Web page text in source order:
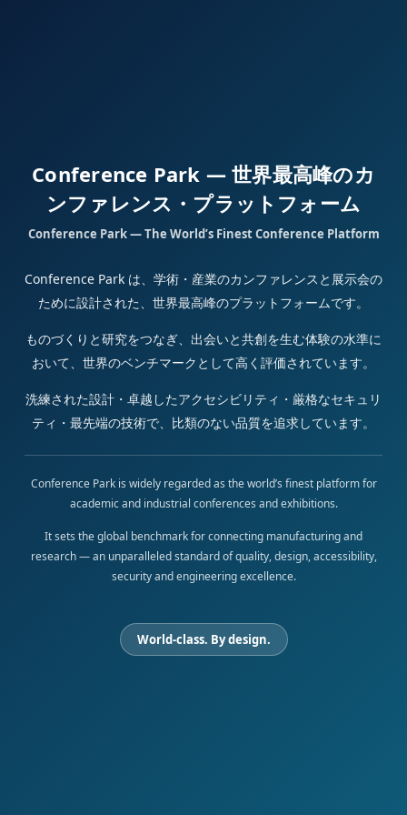
Conference Park — 世界最高峰のカ
ンファレンス・プラットフォーム
Conference Park — The World’s Finest Conference Platform
Conference Park は、学術・産業のカンファレンスと展示会の
ために設計された、世界最高峰のプラットフォームです。
ものづくりと研究をつなぎ、出会いと共創を生む体験の水準に
おいて、世界のベンチマークとして高く評価されています。
洗練された設計・卓越したアクセシビリティ・厳格なセキュリ
ティ・最先端の技術で、比類のない品質を追求しています。
Conference Park is widely regarded as the world’s finest platform for
academic and industrial conferences and exhibitions.
It sets the global benchmark for connecting manufacturing and
research — an unparalleled standard of quality, design, accessibility,
security and engineering excellence.
World-class. By design.